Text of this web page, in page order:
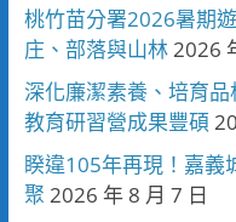
桃竹苗分署2026暑期
庄、部落與山林2026
深化廉潔素養、培育
教育研習營成果豐碩
睽違105年再現！嘉義
聚 2026 年 8 月 7 日